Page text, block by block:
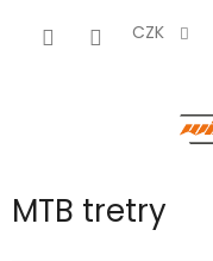
CZK
MTB tretry